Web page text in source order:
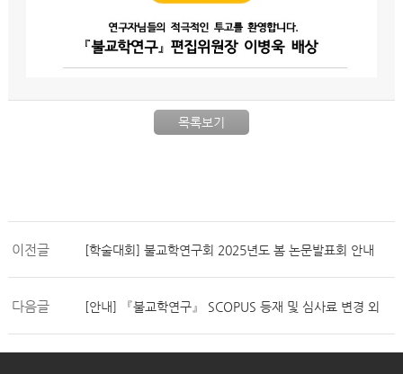
목록보기
이전글 [학술대회] 불교학연구회 2025년도 봄 논문발표회 안내
다음글 [안내] 『불교학연구』 SCOPUS 등재 및 심사료 변경 외